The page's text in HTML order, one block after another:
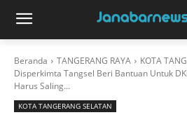
Beranda TANGERANG RAYA
KOTA
Disperkimta Tangsel Beri Bantuan Untuk
Harus Saling...
KOTA TANGERANG SELATAN